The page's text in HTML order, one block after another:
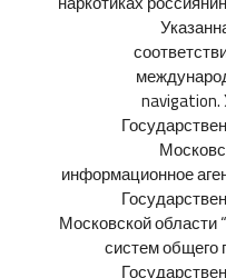
информационное
Московской
систем общего